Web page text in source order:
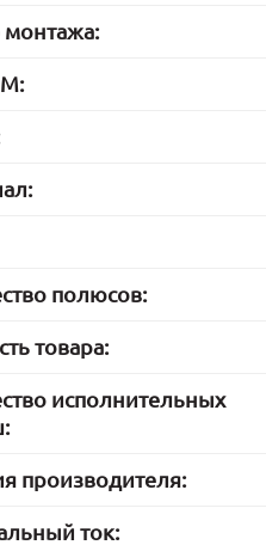
монтажа:
полюсов:
товара:
исполнительных
производителя:
ток: